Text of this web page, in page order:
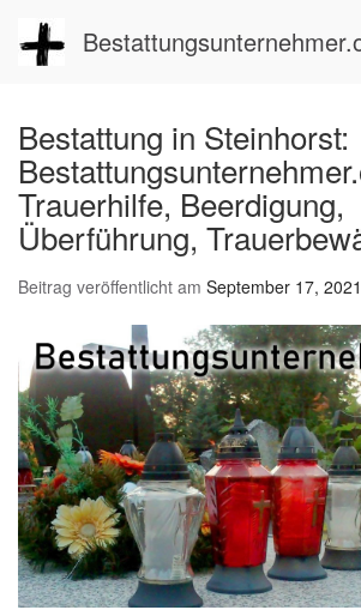
Inhalt
springen
Bestattung in Steinhorst:
Trauerhilfe, Beerdigung,
Überführung,
Beitrag veröffentlicht am September 17, 2021